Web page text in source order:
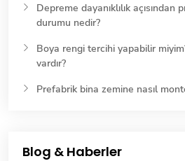
Depreme dayanıklılık açısından
durumu nedir?
Boya rengi tercihi yapabilir
vardır?
Prefabrik bina zemine nasıl
Blog & Haberler